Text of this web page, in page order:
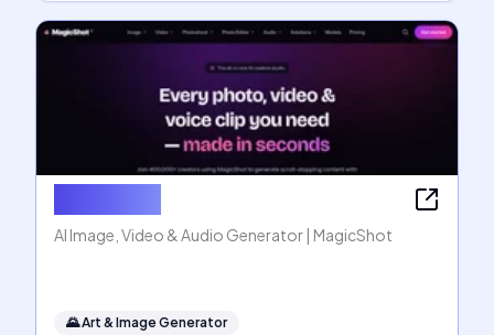
AI Image, Video & Audio Generator | MagicShot
🌄Art & Image Generator